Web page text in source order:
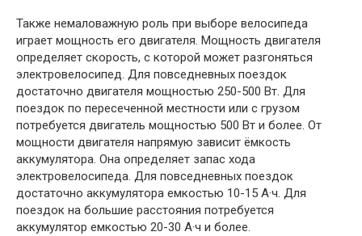
Также немаловажную роль при выборе велосипеда
играет мощность его двигателя. Мощность двигателя
определяет скорость, с которой может разгоняться
электровелосипед. Для повседневных поездок
достаточно двигателя мощностью 250-500 Вт. Для
поездок по пересеченной местности или с грузом
потребуется двигатель мощностью 500 Вт и более. От
мощности двигателя напрямую зависит ёмкость
аккумулятора. Она определяет запас хода
электровелосипеда. Для повседневных поездок
достаточно аккумулятора емкостью 10-15 А·ч. Для
поездок на большие расстояния потребуется
аккумулятор емкостью 20-30 А·ч и более.